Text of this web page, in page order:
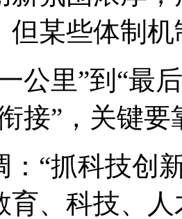
但某些体制
公里”到“最
接”，关键要
：“抓科技创
育、科技、